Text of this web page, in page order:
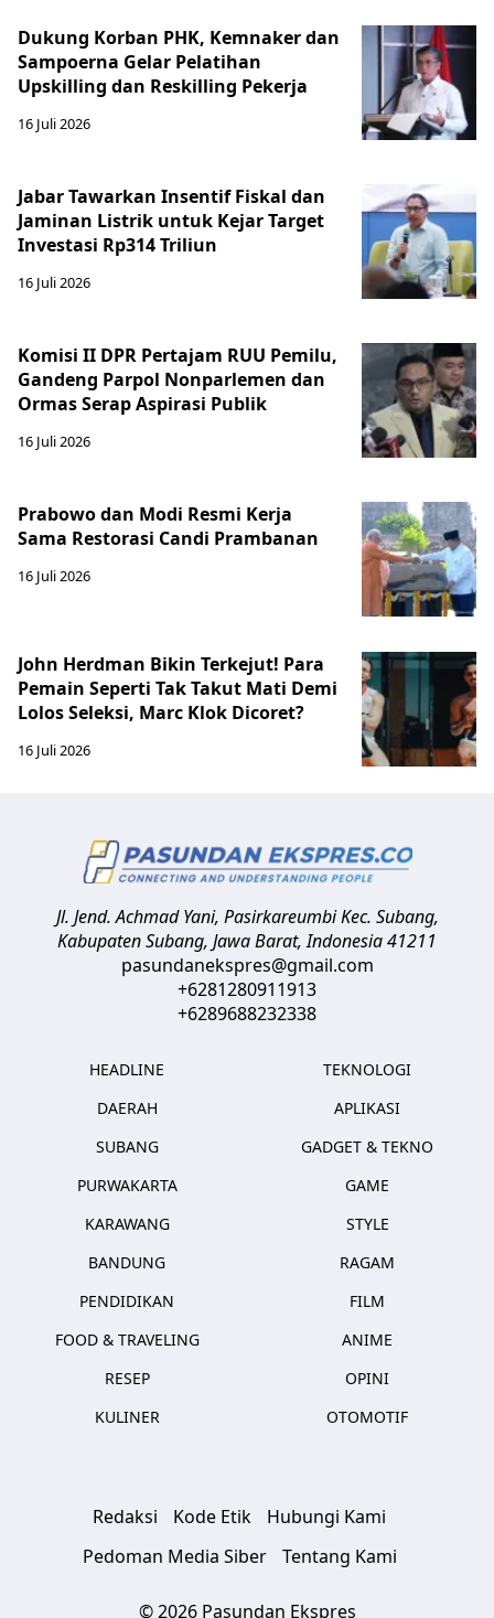
Dukung Korban PHK, Kemnaker dan
Sampoerna Gelar Pelatihan
Upskilling dan Reskilling Pekerja
16 Juli 2026
Jabar Tawarkan Insentif Fiskal dan
Jaminan Listrik untuk Kejar Target
Investasi Rp314 Triliun
16 Juli 2026
Komisi II DPR Pertajam RUU Pemilu,
Gandeng Parpol Nonparlemen dan
Ormas Serap Aspirasi Publik
16 Juli 2026
Prabowo dan Modi Resmi Kerja
Sama Restorasi Candi Prambanan
16 Juli 2026
John Herdman Bikin Terkejut! Para
Pemain Seperti Tak Takut Mati Demi
Lolos Seleksi, Marc Klok Dicoret?
16 Juli 2026
Jl. Jend. Achmad Yani, Pasirkareumbi Kec. Subang,
Kabupaten Subang, Jawa Barat,Indonesia41211
pasundanekspres@gmail.com
+6281280911913
+6289688232338
HEADLINE
DAERAH
SUBANG
PURWAKARTA
KARAWANG
BANDUNG
PENDIDIKAN
FOOD & TRAVELING
RESEP
KULINER
TEKNOLOGI
APLIKASI
GADGET & TEKNO
GAME
STYLE
RAGAM
FILM
ANIME
OPINI
OTOMOTIF
Redaksi Kode Etik
Hubungi Kami
Pedoman Media Siber
Tentang Kami
© 2026 Pasundan Ekspres